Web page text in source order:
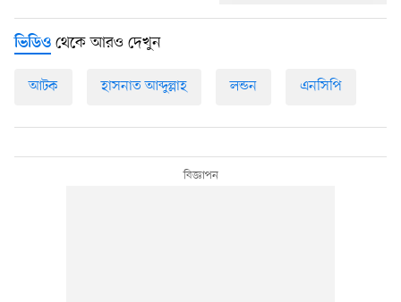
ভিডিও থেকে আরও দেখুন
আটক হাসনাত আব্দুল্লাহ লন্ডন এনসিপি